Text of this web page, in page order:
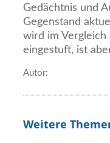
Gedächtnis und
Gegenstand
wird im Vergleich
eingestuft, ist
Autor:
Weitere